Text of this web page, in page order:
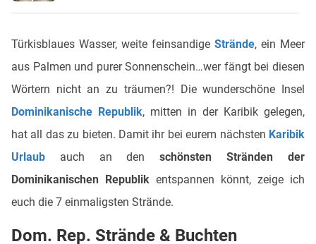
Türkisblaues Wasser, weite feinsandige Strände, ein Meer
aus Palmen und purer Sonnenschein…wer fängt bei diesen
Wörtern nicht an zu träumen?! Die wunderschöne Insel
Dominikanische Republik, mitten in der Karibik gelegen,
hat all das zu bieten. Damit ihr bei eurem nächsten Karibik
Urlaub auch an denschönsten Stränden der
Dominikanischen Republik entspannen könnt, zeige ich
euch die 7 einmaligsten Strände.
Dom. Rep. Strände & Buchten